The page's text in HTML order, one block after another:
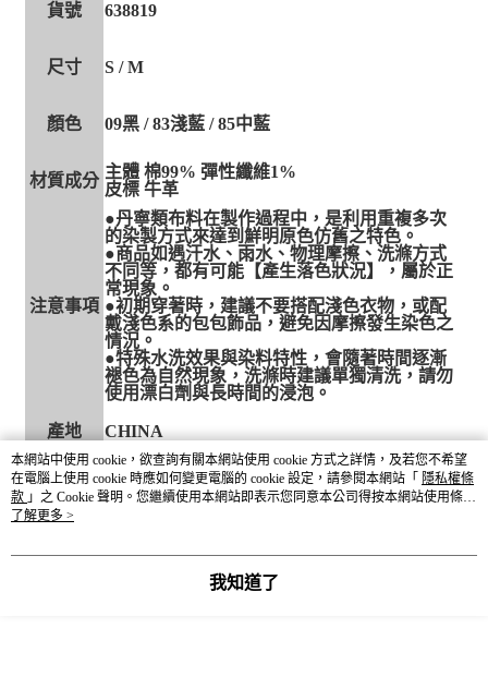
貨號 638819
尺寸 S / M
顏色 09黑 / 83淺藍 / 85中藍
材質成分 主體 棉99% 彈性纖維1%
皮標 牛革
注意事項
●丹寧類布料在製作過程中，是利用重複多次
的染製方式來達到鮮明原色仿舊之特色。
●商品如遇汗水、雨水、物理摩擦、洗滌方式
不同等，都有可能【產生落色狀況】，屬於正
常現象。
●初期穿著時，建議不要搭配淺色衣物，或配
戴淺色系的包包飾品，避免因摩擦發生染色之
情況。
●特殊水洗效果與染料特性，會隨著時間逐漸
褪色為自然現象，洗滌時建議單獨清洗，請勿
使用漂白劑與長時間的浸泡。
產地 CHINA
本網站中使用 cookie，欲查詢有關本網站使用 cookie 方式之詳情，及若您不希望
在電腦上使用 cookie 時應如何變更電腦的 cookie 設定，請參閱本網站「 隱私權條
款 」之 Cookie 聲明。您繼續使用本網站即表示您同意本公司得按本網站使用條款
之 Cookie 聲明使用 cookie。
了解更多 >
我知道了